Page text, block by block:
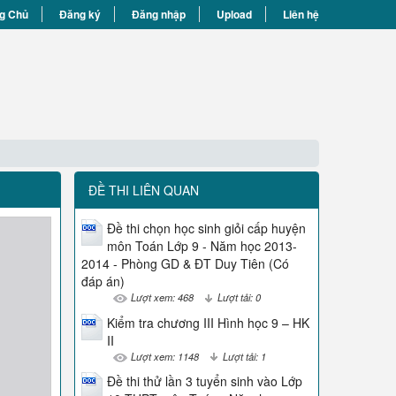
Chủ Đăng ký Đăng nhập Upload Liên hệ
ĐỀ THI LIÊN QUAN
Đề thi chọn học sinh giỏi cấp huyện
môn Toán Lớp 9 - Năm học 2013-
2014 - Phòng GD & ĐT Duy Tiên (Có
đáp án)
Lượt xem: 468 Lượt tải: 0
Kiểm tra chương III Hình học 9 – HK
II
Lượt xem: 1148 Lượt tải: 1
Đề thi thử lần 3 tuyển sinh vào Lớp